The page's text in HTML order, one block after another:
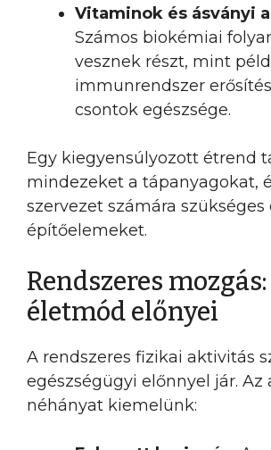
Vitaminok és ásványi
Számos biokémiai
vesznek részt, mint
immunrendszer
csontok egészsége.
Egy kiegyensúlyozott étrend
mindezeket a tápanyagokat,
szervezet számára szükséges
építőelemeket.
Rendszeres
életmód előnyei
A rendszeres fizikai aktivitás
egészségügyi előnnyel jár. Az
néhányat kiemelünk: